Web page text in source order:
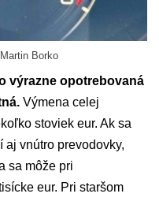
Borko
výrazne opotrebovaná
Výmena celej
stoviek eur. Ak sa
vnútro prevodovky,
sa môže pri
eur. Pri staršom